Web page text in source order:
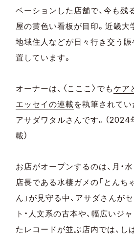
ベーションした店舗で、今も残
屋の黄色い看板が目印。近畿大
地域住人などが日々行き交う
置しています。
オーナーは、〈こここ〉でもケア
エッセイの連載を執筆されてい
アサダワタルさんです。（
載）
お店がオープンするのは、月・水
店長である水棲ガメの「とんち
ん」が見守る中、アサダさんが
ト・人文系の古本や、幅広いジ
たレコードが並ぶ店内では、し